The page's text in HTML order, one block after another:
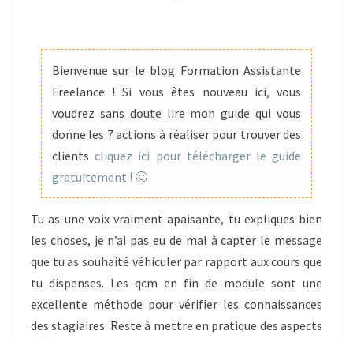
FAIRE
Bienvenue sur le blog Formation Assistante
Freelance ! Si vous êtes nouveau ici, vous
voudrez sans doute lire mon guide qui vous
donne les 7 actions à réaliser pour trouver des
clients cliquez ici pour télécharger le guide
gratuitement ! 🙂
Tu as une voix vraiment apaisante, tu expliques bien
les choses, je n’ai pas eu de mal à capter le message
que tu as souhaité véhiculer par rapport aux cours que
tu dispenses. Les qcm en fin de module sont une
excellente méthode pour vérifier les connaissances
des stagiaires. Reste à mettre en pratique des aspects